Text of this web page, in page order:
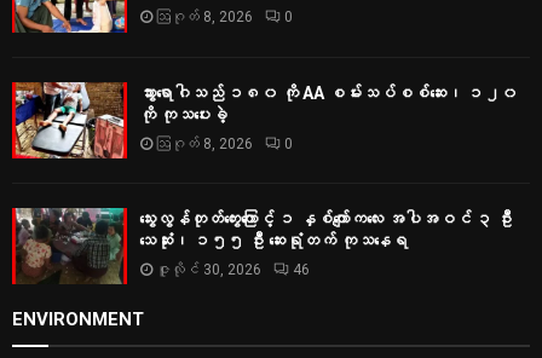
ဩဂုတ် 8, 2026 0
သွားရောဂါသည် ၁၈၀ ကို AA စမ်းသပ်စစ်ဆေး၊ ၁၂၀
ကို ကုသပေးခဲ့
ဩဂုတ် 8, 2026 0
သွေးလွန်တုတ်ကွေးကြောင့် ၁ နှစ်ကျော်ကလေး အပါအဝင် ၃ ဦး
သေဆုံး၊ ၁၅၅ ဦး ဆေးရုံတက် ကုသနေရ
ဇူလိုင် 30, 2026 46
ENVIRONMENT